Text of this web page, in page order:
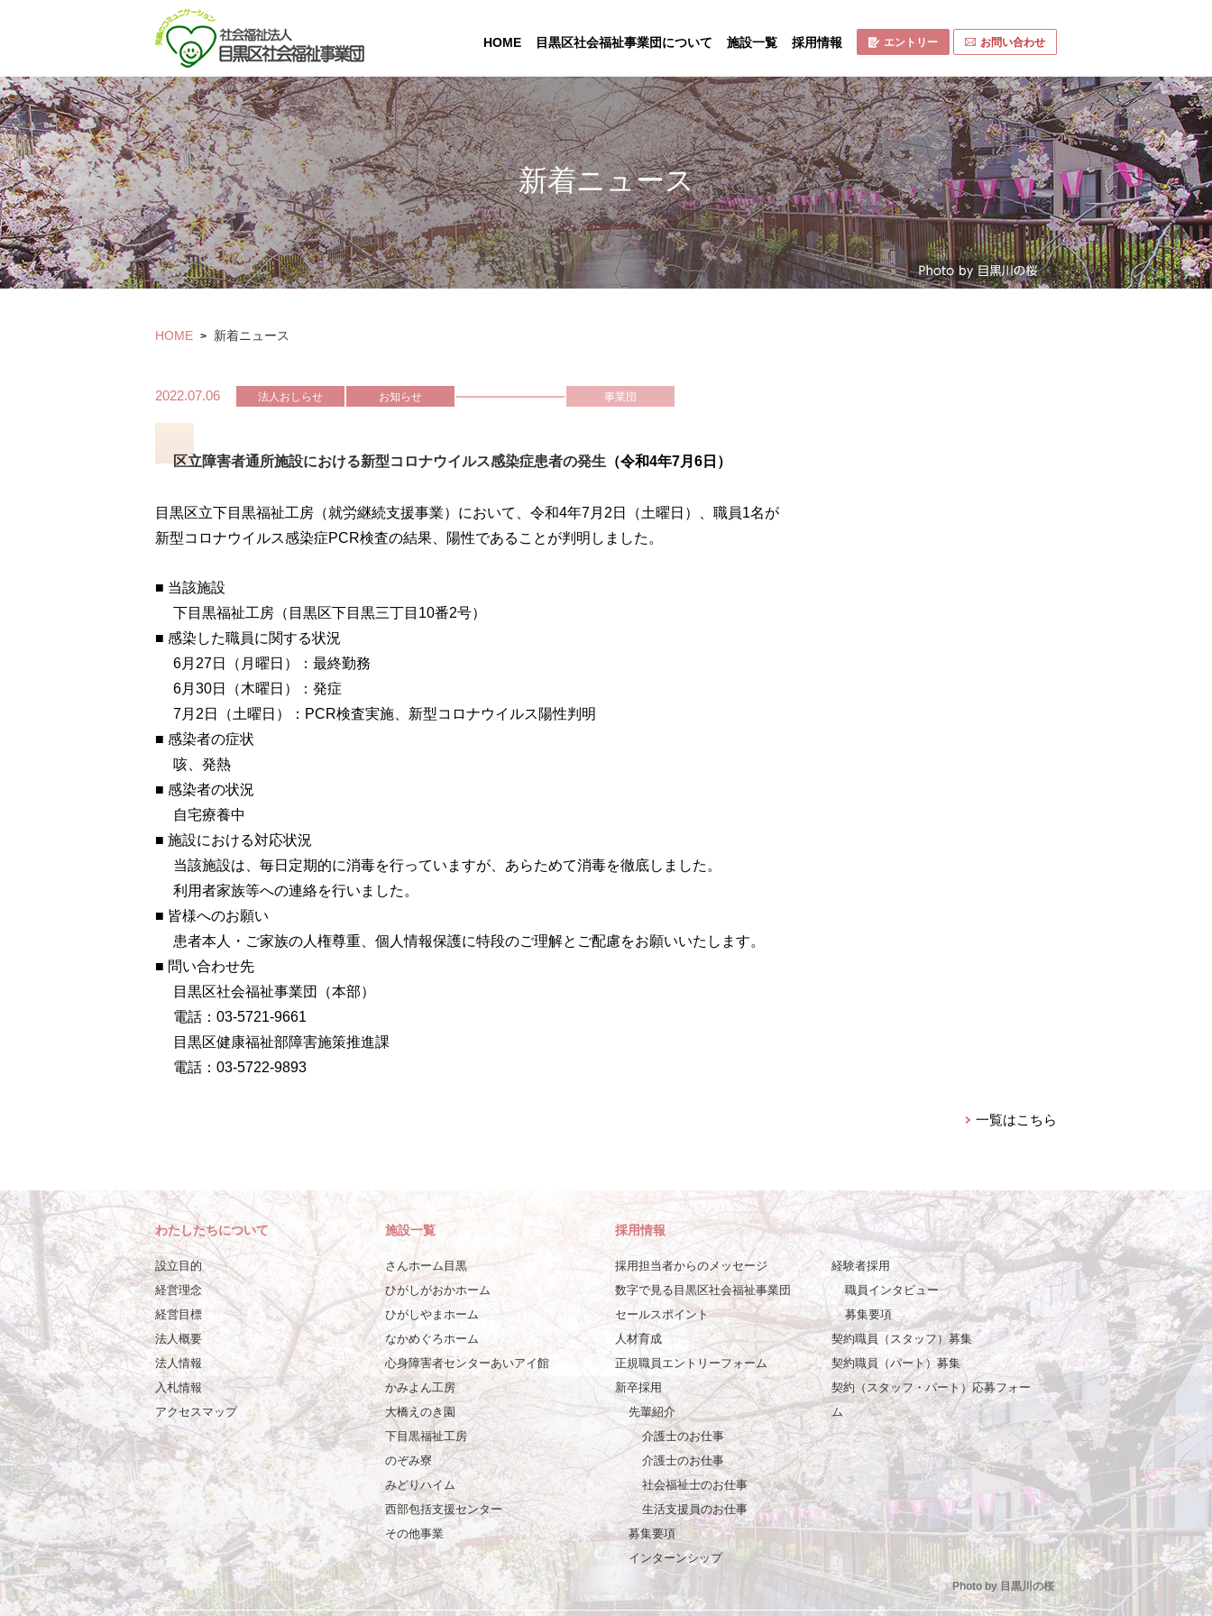
HOME 目黒区社会福祉事業団について 施設一覧 採用情報 エントリー お問い合わせ
新着ニュース
HOME > 新着ニュース
2022.07.06 法人おしらせ お知らせ 事業団
区立障害者通所施設における新型コロナウイルス感染症患者の発生 （令和4年7月6日）
目黒区立下目黒福祉工房（就労継続支援事業）において、令和4年7月2 日（土曜 日）、 職員1名が
新型コロナウイルス感染症PCR検査の結果、陽性であることが判明しました。
■ 当該施設
下目黒福祉工房（目黒区下目黒三丁目10番2号）
■ 感染した職員に関する状況
6月27日（月曜日）：最終勤務
6月30日（木曜日）：発症
7月2日（土曜日）：PCR検査実施、 新型コロナウイルス陽性判明
■ 感染者の症状
咳、発熱
■ 感染者の状況
自宅療養中
■ 施設における対応状況
当該施設は、毎日定期的に消毒を行っていますが、あらためて消毒を徹底しました。
利用者家族等への連絡を行いました。
■ 皆様へのお願い
患者本人・ご家族の人権尊重、個人情報保護に特段のご理解とご配慮をお願いいたします。
■ 問い合わせ先
目黒区社会福祉事業団（本部）
電話：03-5721-9661
目黒区健康福祉部障害施策推進課
電話：03-5722-9893
一覧はこちら
わたしたちについて
設立目的
経営理念
経営目標
法人概要
法人情報
入札情報
アクセスマップ
施設一覧
さんホーム目黒
ひがしがおかホーム
ひがしやまホーム
なかめぐろホーム
心身障害者センターあいアイ館
かみよん工房
大橋えのき園
下目黒福祉工房
のぞみ寮
みどりハイム
西部包括支援センター
その他事業
採用情報
採用担当者からのメッセージ
数字で見る目黒区社会福祉事業団
セールスポイント
人材育成
正規職員エントリーフォーム
新卒採用
先輩紹介
介護士のお仕事
介護士のお仕事
社会福祉士のお仕事
生活支援員のお仕事
募集要項
インターンシップ
経験者採用
職員インタビュー
募集要項
契約職員（スタッフ）募集
契約職員（パート）募集
契約（スタッフ・パート）応募フォー
ム